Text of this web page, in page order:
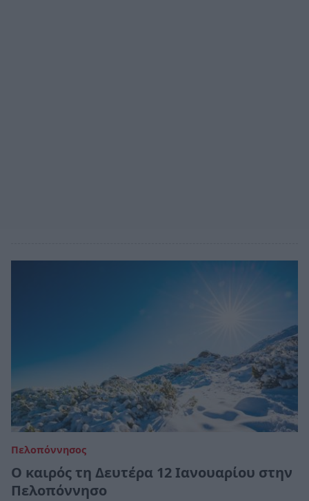
Πελοπόννησος
Ο καιρός τη Δευτέρα 12 Ιανουαρίου στην
Πελοπόννησο